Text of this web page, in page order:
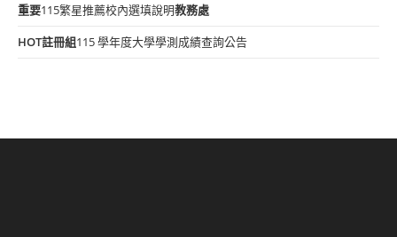
重要115繁星推薦校內選填說明教務處
HOT註冊組115 學年度大學學測成績查詢公告